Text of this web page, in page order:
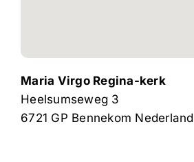
Maria Virgo Regina-kerk
Heelsumseweg 3
6721 GP Bennekom Nederland